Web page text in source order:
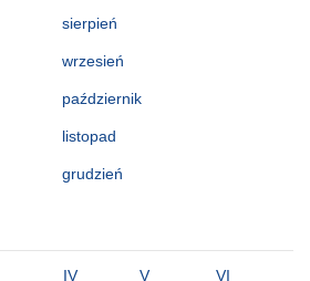
sierpień
wrzesień
październik
listopad
grudzień
IV V VI